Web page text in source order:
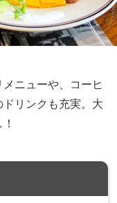
ニューや、コーヒ
リンクも充実。大